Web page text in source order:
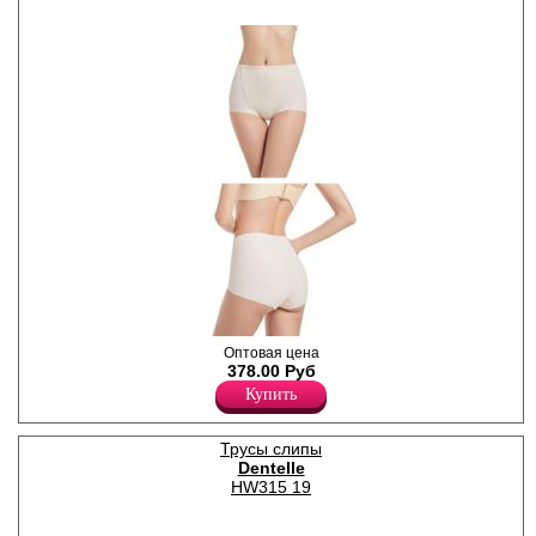
Трусы-макси женские из
высококачественного
материала, с высокой
линией талии,
корректирующим эффектом,
х/б ластовицей. Благодаря
бесшовной технологии
модель обеспечивает
идеальную посадку на
Оптовая цена
378.00 Руб
Купить
Трусы слипы
Dentelle
HW315 19